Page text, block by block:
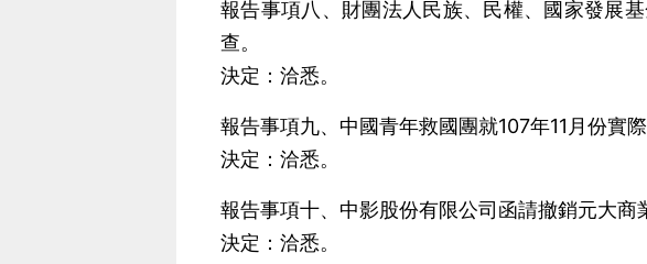
報告事項八、財團法人民族、民權、國家發展
查。
決定：洽悉。
報告事項九、中國青年救國團就107年11月份實
決定：洽悉。
報告事項十、中影股份有限公司函請撤銷元大商
決定：洽悉。